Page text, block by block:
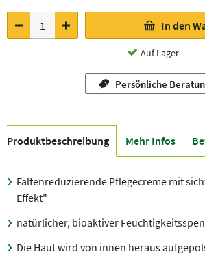
In den
Auf Lager
Persönliche
Produkt­beschreibung Mehr Infos
Faltenreduzierende Pflegecreme mit
Effekt"
natürlicher, bioaktiver
Die Haut wird von innen heraus